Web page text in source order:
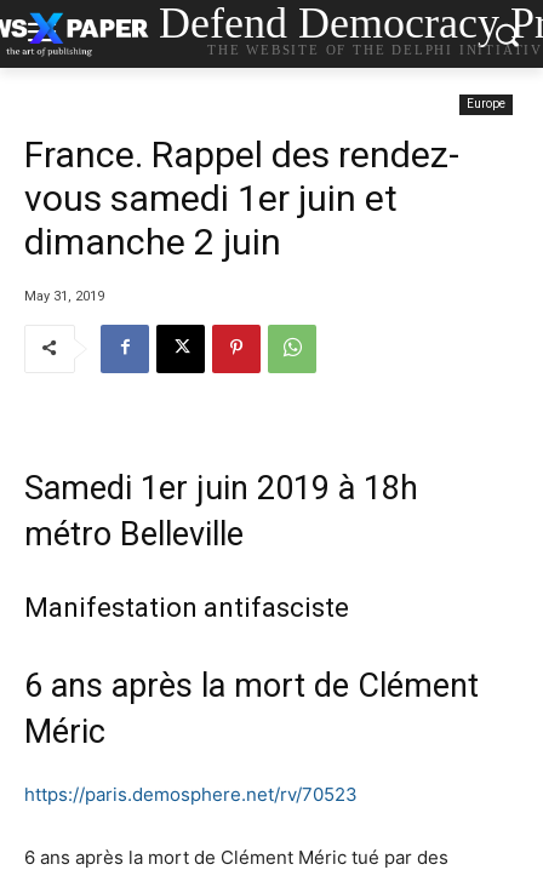
Defend Democracy
THE WEBSITE OF THE DELPHI
Europe
France. Rappel des rendez-
vous samedi 1er juin et
dimanche 2 juin
May 31, 2019
Samedi 1er juin 2019 à 18h
métro Belleville
Manifestation antifasciste
6 ans après la mort de Clément
Méric
https://paris.demosphere.net/rv/70523
6 ans après la mort de Clément Méric tué par des